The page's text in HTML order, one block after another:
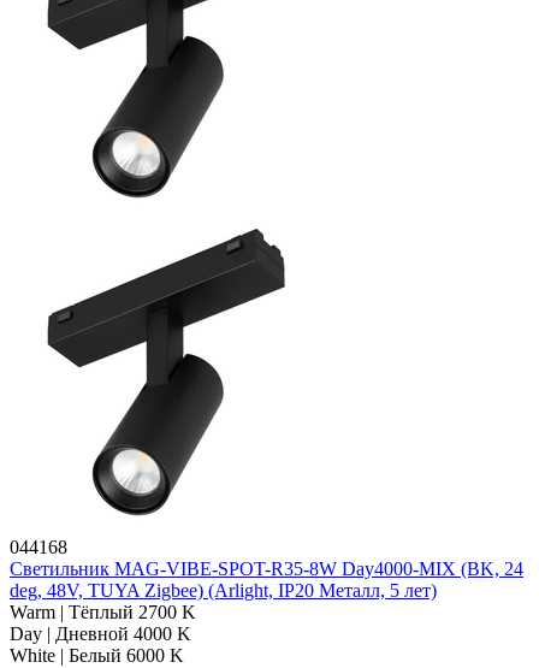
044168
Светильник MAG-VIBE-SPOT-R35-8W Day4000-MIX (BK, 24
deg, 48V, TUYA Zigbee) (Arlight, IP20 Металл, 5 лет)
Warm | Тёплый 2700 K
Day | Дневной 4000 K
White | Белый 6000 K